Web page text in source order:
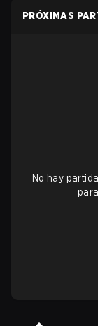
PRÓXIMAS
No hay